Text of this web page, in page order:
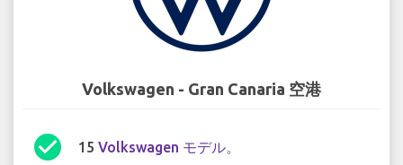
Volkswagen - Gran Canaria 空港
check_circle 15 Volkswagen モデル。